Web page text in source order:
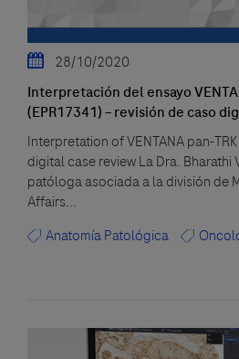
28/10/2020
Interpretación del ensayo
(EPR17341) – revisión de caso
Interpretation of VENTANA pan-
digital case review La Dra. Bharathi
patóloga asociada a la división de
Affairs...
Anatomía Patológica